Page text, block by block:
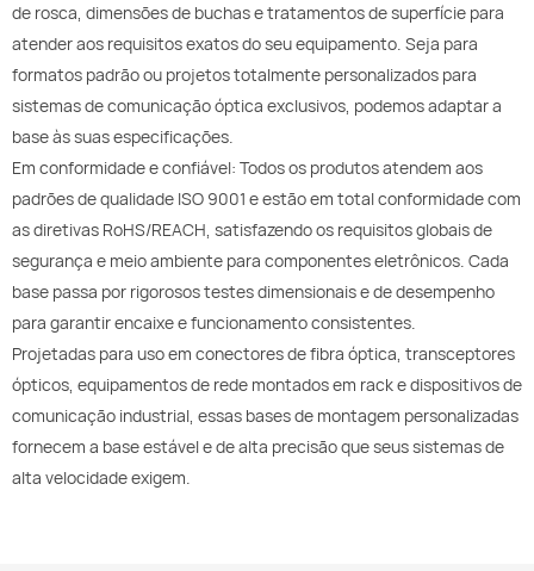
de rosca, dimensões de buchas e tratamentos de superfície para
atender aos requisitos exatos do seu equipamento. Seja para
formatos padrão ou projetos totalmente personalizados para
sistemas de comunicação óptica exclusivos, podemos adaptar a
base às suas especificações.
Em conformidade e confiável: Todos os produtos atendem aos
padrões de qualidade ISO 9001 e estão em total conformidade com
as diretivas RoHS/REACH, satisfazendo os requisitos globais de
segurança e meio ambiente para componentes eletrônicos. Cada
base passa por rigorosos testes dimensionais e de desempenho
para garantir encaixe e funcionamento consistentes.
Projetadas para uso em conectores de fibra óptica, transceptores
ópticos, equipamentos de rede montados em rack e dispositivos de
comunicação industrial, essas bases de montagem personalizadas
fornecem a base estável e de alta precisão que seus sistemas de
alta velocidade exigem.